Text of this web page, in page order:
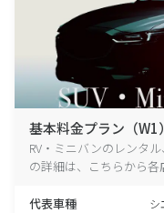
基本料金プラン（W1）
RV・ミニバンのレンタ
の詳細は、こちらから各
代表車種 シ